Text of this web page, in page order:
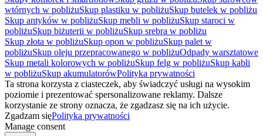
wtórnych w pobliżuSkup plastiku w pobliżuSkup butelek w pobliżu
Skup antyków w pobliżuSkup mebli w pobliżuSkup staroci w
pobliżuSkup biżuterii w pobliżuSkup srebra w pobliżu
Skup złota w pobliżuSkup opon w pobliżuSkup palet w
pobliżuSkup oleju przepracowanego w pobliżuOdpady warsztatowe
Skup metali kolorowych w pobliżuSkup felg w pobliżuSkup kabli
w pobliżuSkup akumulatorówPolityka prywatności
Ta strona korzysta z ciasteczek, aby świadczyć usługi na wysokim
poziomie i prezentować spersonalizowane reklamy. Dalsze
korzystanie ze strony oznacza, że zgadzasz się na ich użycie.
Zgadzam sięPolityka prywatności
Manage consent